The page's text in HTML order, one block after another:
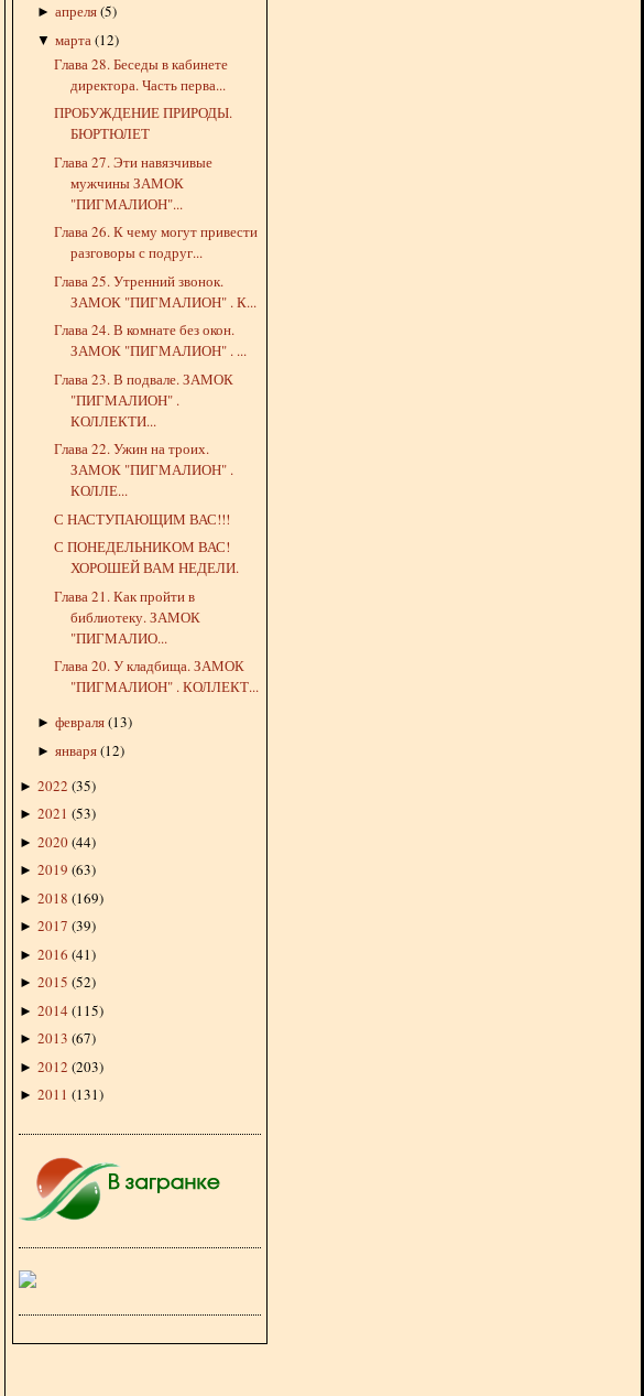
► апреля(5)
▼ марта (12)
Глава 28. Беседы в кабинете
директора. Часть перва...
ПРОБУЖДЕНИЕ ПРИРОДЫ.
БЮРТЮЛЕТ
Глава 27. Эти навязчивые
мужчины ЗАМОК
"ПИГМАЛИОН"...
Глава 26. К чему могут привести
разговоры с подруг...
Глава 25. Утренний звонок.
ЗАМОК "ПИГМАЛИОН" . К...
Глава 24. В комнате без окон.
ЗАМОК "ПИГМАЛИОН" . ...
Глава 23. В подвале. ЗАМОК
"ПИГМАЛИОН" .
КОЛЛЕКТИ...
Глава 22. Ужин на троих.
ЗАМОК "ПИГМАЛИОН" .
КОЛЛЕ...
С НАСТУПАЮЩИМ ВАС!!!
С ПОНЕДЕЛЬНИКОМ ВАС!
ХОРОШЕЙ ВАМ НЕДЕЛИ.
Глава 21. Как пройти в
библиотеку. ЗАМОК
"ПИГМАЛИО...
Глава 20. У кладбища. ЗАМОК
"ПИГМАЛИОН" . КОЛЛЕКТ...
► февраля(13)
► января(12)
► 2022 (35)
► 2021 (53)
► 2020(44)
► 2019 (63)
► 2018 (169)
► 2017 (39)
► 2016 (41)
► 2015 (52)
► 2014 (115)
► 2013 (67)
► 2012 (203)
► 2011 (131)